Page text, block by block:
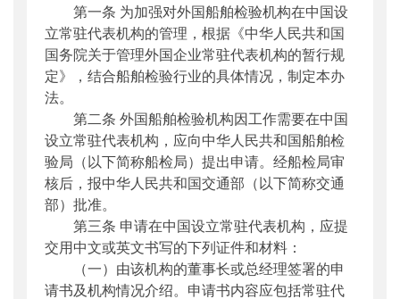
公开日期：2015年01月19日
主题词：船舶;检验机构;常驻代表机构;管理办
法
机构分类：法制司
主题分类
公文类型：其他
第一条 为加强对外国船舶检验机构在中国设
立常驻代表机构的管理，根据《中华人民共和国
国务院关于管理外国企业常驻代表机构的暂行规
定》，结合船舶检验行业的具体情况，制定本办
法。
第二条 外国船舶检验机构因工作需要在中国
设立常驻代表机构，应向中华人民共和国船舶检
验局（以下简称船检局）提出申请。经船检局审
核后，报中华人民共和国交通部（以下简称交通
部）批准。
第三条 申请在中国设立常驻代表机构，应提
交用中文或英文书写的下列证件和材料：
（一）由该机构的董事长或总经理签署的申
请书及机构情况介绍。申请书内容应包括常驻代